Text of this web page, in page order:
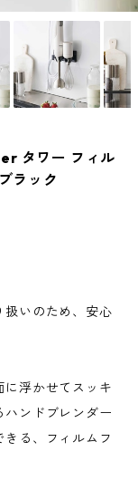
タワー フィル
ラック
扱いのため、安心
に浮かせてスッキ
ハンドブレンダー
る、フィルムフ